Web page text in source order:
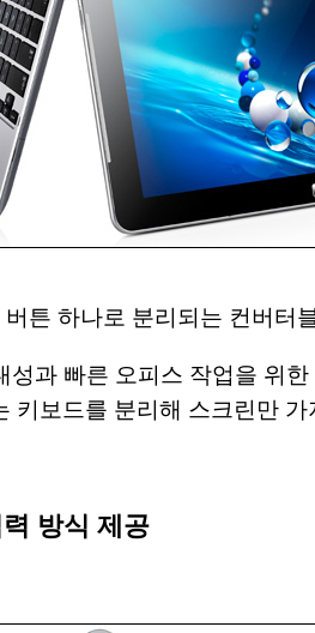
튼 하나로 분리되는 컨버터
과 빠른 오피스 작업을 위
보드를 분리해 스크린만
방식 제공